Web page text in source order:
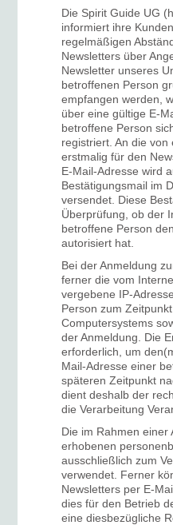
Die Spirit Guide UG
informiert ihre
regelmäßigen
Newsletters über
Newsletter unseres
betroffenen Person
empfangen werden,
über eine gültige E-
betroffene Person
registriert. An die
erstmalig für den
E-Mail-Adresse wird
Bestätigungsmail im
versendet. Diese
Überprüfung, ob der
betroffene Person
autorisiert hat.
Bei der Anmeldung
ferner die vom
vergebene IP-
Person zum
Computersystems
der Anmeldung. Die
erforderlich, um
Mail-Adresse einer
späteren Zeitpunkt
dient deshalb der
die Verarbeitung
Die im Rahmen einer
erhobenen
ausschließlich zum
verwendet. Ferner
Newsletters per E-
dies für den Betrieb
eine diesbezügliche